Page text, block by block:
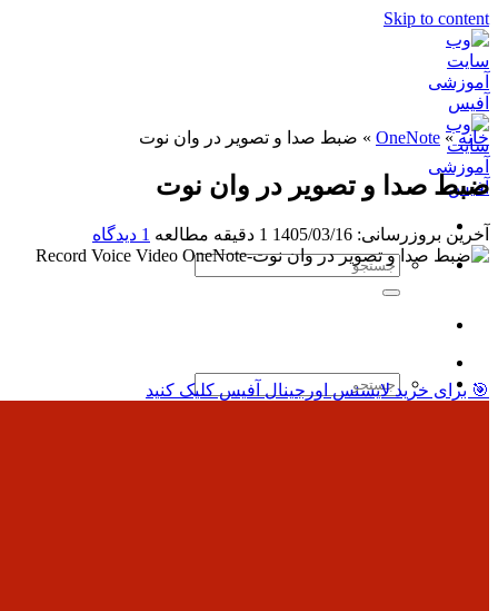
Skip to content
خانه»
OneNote
» ضبط صدا و تصویر در وان نوت
ضبط صدا و تصویر در وان نوت
آخرین بروزرسانی: 1405/03/16 1 دقیقه مطالعه 1 دیدگاه
🎯 برای خرید لایسنس اورجینال آفیس کلیک کنید